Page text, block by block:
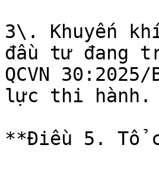
3\. Khuyến
đầu tư đang
QCVN
lực thi hành.
**Điều 5. Tổ